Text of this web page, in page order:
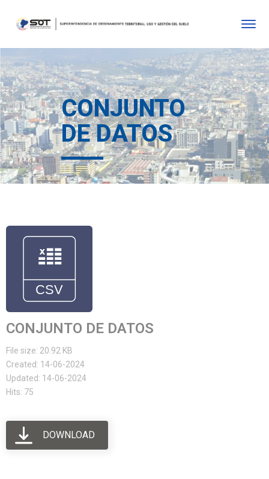
CONJUNTO
DE DATOS
CONJUNTO DE DATOS
File size: 20.92 KB
Created: 14-06-2024
Updated: 14-06-2024
Hits: 75
DOWNLOAD